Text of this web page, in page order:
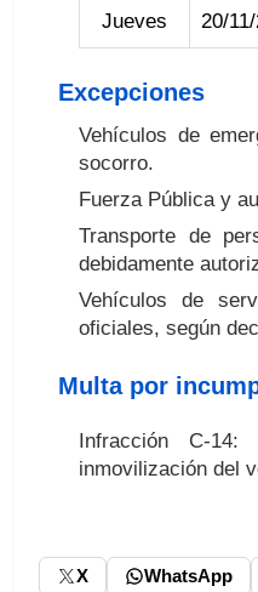
Jueves 20/
Excepciones
Vehículos de
socorro.
Fuerza Pública y
Transporte de
debidamente
Vehículos de
oficiales, según
Multa por
Infracción C-14:
inmovilización del
X WhatsApp